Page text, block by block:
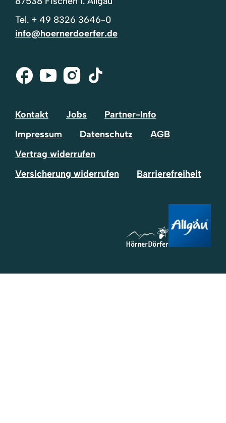
Tel. + 49 8326 3646-0
info@hoernerdoerfer.de
Facebook
Youtube
Instagram
Tik-
Kontakt Jobs
Partner-Info
Impressum
Datenschutz
AGB
Vertrag widerrufen
Versicherung widerrufen
Barrierefreiheit